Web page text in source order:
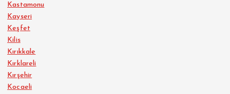
Kastamonu
Kayseri
Keşfet
Kilis
Kırıkkale
Kırklareli
Kırşehir
Kocaeli